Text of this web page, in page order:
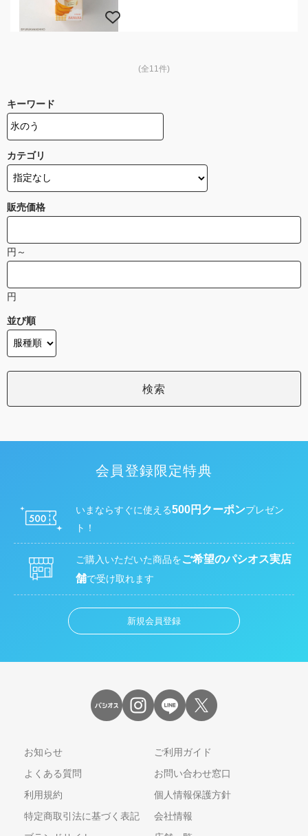
(全11件)
キーワード
カテゴリ
販売価格
円～
円
並び順
会員登録限定特典
いまならすぐに使える500円クーポンプレゼン
ト！
ご購入いただいた商品をご希望のパシオス実店
舗で受け取れます
新規会員登録
お知らせ
ご利用ガイド
よくある質問
お問い合わせ窓口
利用規約
個人情報保護方針
特定商取引法に基づく表記
会社情報